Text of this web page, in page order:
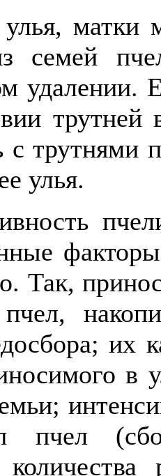
матки
семей
удалении.
трутней
с трутнями
улья.
Так,
пчел,
их
в
пчел
количества